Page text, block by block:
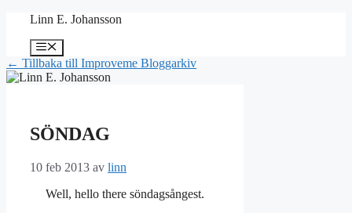
Hoppa
innehåll
Linn E. Johansson
Meny
← Tillbaka till Improveme Bloggarkiv
SÖNDAG
10 feb 2013 av linn
Well, hello there söndagsångest.